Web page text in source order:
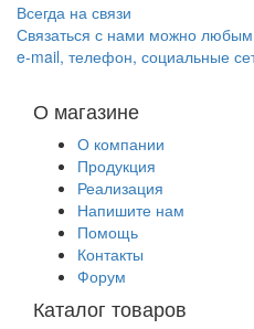
Всегда на связи
Связаться с нами можно
e-mail, телефон, социальные
О магазине
О компании
Продукция
Реализация
Напишите нам
Помощь
Контакты
Форум
Каталог товаров